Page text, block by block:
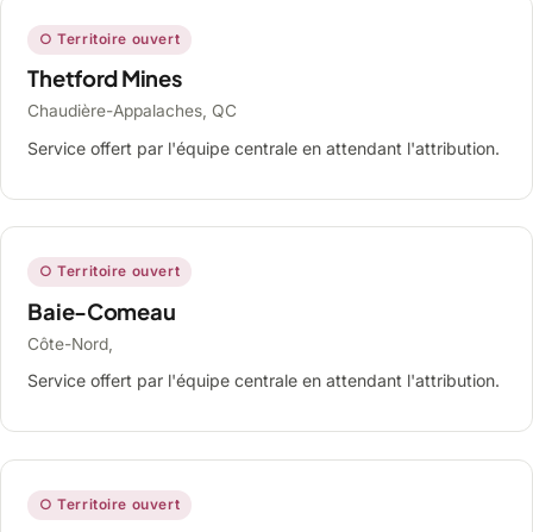
○ Territoire ouvert
Thetford Mines
Chaudière-Appalaches, QC
Service offert par l'équipe centrale en attendant l'attribution.
○ Territoire ouvert
Baie-Comeau
Côte-Nord,
Service offert par l'équipe centrale en attendant l'attribution.
○ Territoire ouvert